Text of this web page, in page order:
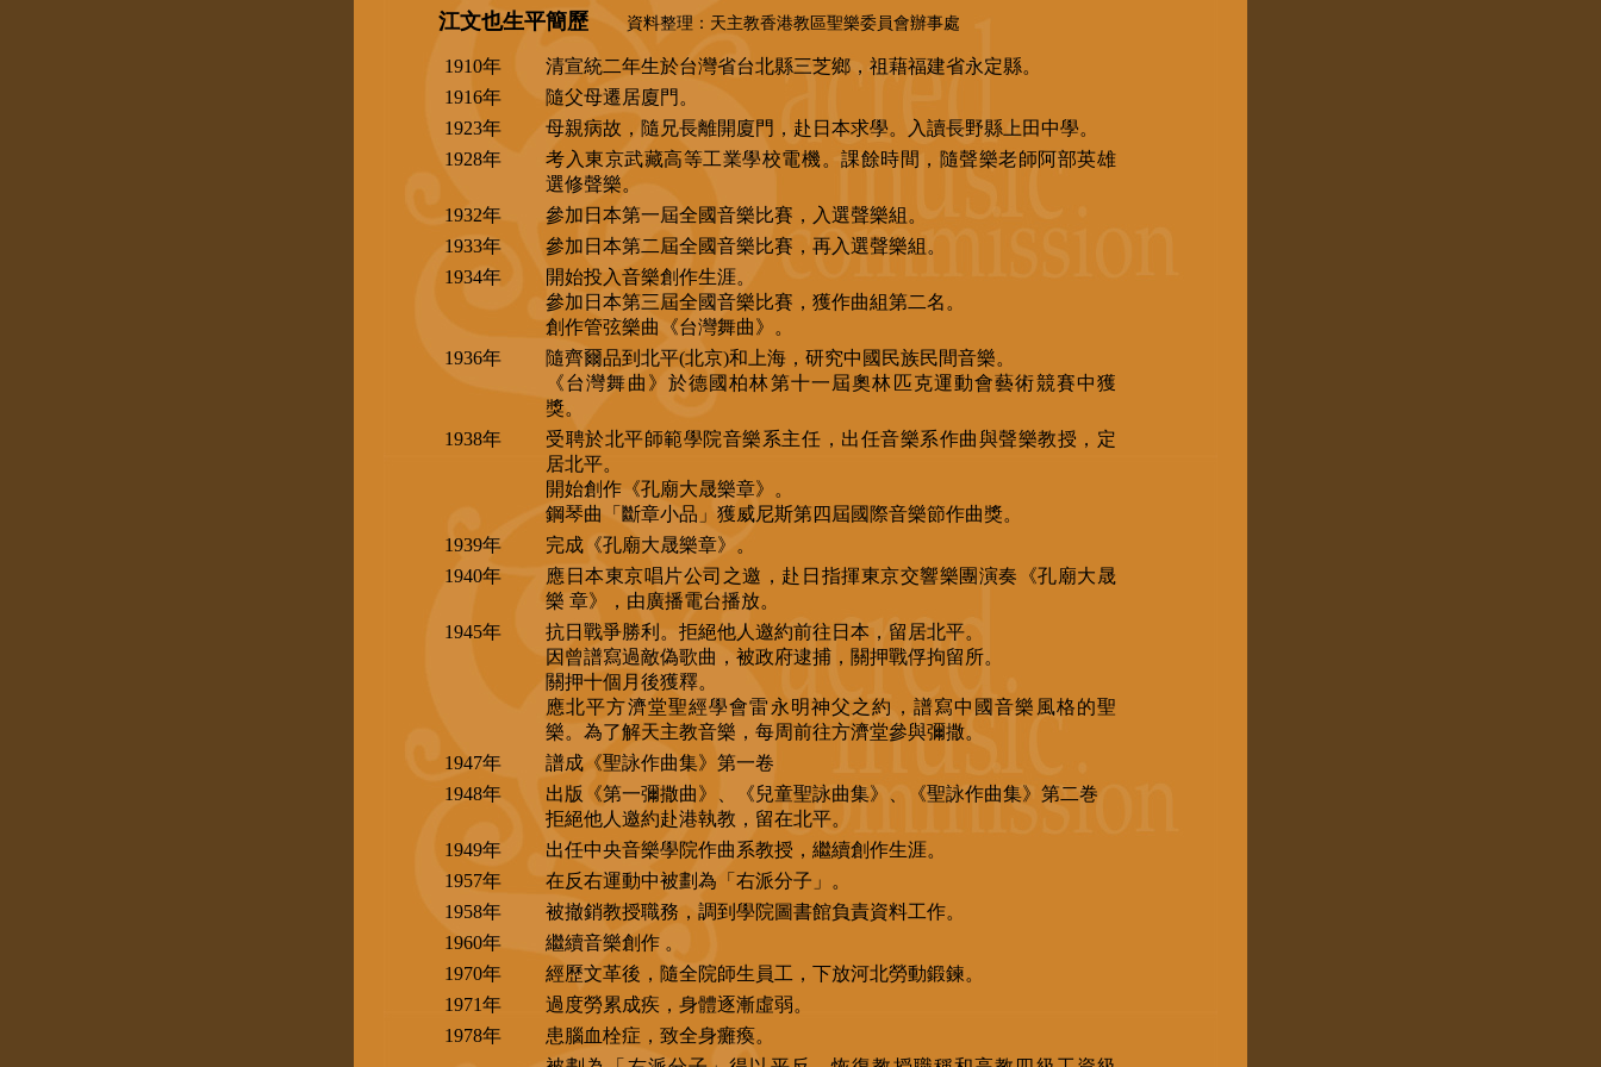
江文也生平簡歷 資料整理：天主教香港教區聖樂委員會辦事處
1910年
清宣統二年生於台灣省台北縣三芝鄉，祖藉福建省永定縣。
1916年
隨父母遷居廈門。
1923年
母親病故，隨兄長離開廈門，赴日本求學。入讀長野縣上田中學。
1928年
考入東京武藏高等工業學校電機。課餘時間，隨聲樂老師阿部英雄
選修聲樂。
1932年
參加日本第一屆全國音樂比賽，入選聲樂組。
1933年
參加日本第二屆全國音樂比賽，再入選聲樂組。
1934年
開始投入音樂創作生涯。
參加日本第三屆全國音樂比賽，獲作曲組第二名。
創作管弦樂曲《台灣舞曲》。
1936年
隨齊爾品到北平(北京)和上海，研究中國民族民間音樂。
《台灣舞曲》於德國柏林第十一屆奧林匹克運動會藝術競賽中獲
獎。
1938年
受聘於北平師範學院音樂系主任，出任音樂系作曲與聲樂教授，定
居北平。
開始創作《孔廟大晟樂章》。
鋼琴曲「斷章小品」獲威尼斯第四屆國際音樂節作曲獎。
1939年
完成《孔廟大晟樂章》。
1940年
應日本東京唱片公司之邀，赴日指揮東京交響樂團演奏《孔廟大晟
樂 章》，由廣播電台播放。
1945年
抗日戰爭勝利。拒絕他人邀約前往日本，留居北平。
因曾譜寫過敵偽歌曲，被政府逮捕，關押戰俘拘留所。
關押十個月後獲釋。
應北平方濟堂聖經學會雷永明神父之約，譜寫中國音樂風格的聖
樂。為了解天主教音樂，每周前往方濟堂參與彌撒。
1947年
譜成《聖詠作曲集》第一卷
1948年
出版《第一彌撒曲》、《兒童聖詠曲集》、《聖詠作曲集》第二巻
拒絕他人邀約赴港執教，留在北平。
1949年
出任中央音樂學院作曲系教授，繼續創作生涯。
1957年
在反右運動中被劃為「右派分子」。
1958年
被撤銷教授職務，調到學院圖書館負責資料工作。
1960年
繼續音樂創作 。
1970年
經歷文革後，隨全院師生員工，下放河北勞動鍛鍊。
1971年
過度勞累成疾，身體逐漸虛弱。
1978年
患腦血栓症，致全身癱瘓。